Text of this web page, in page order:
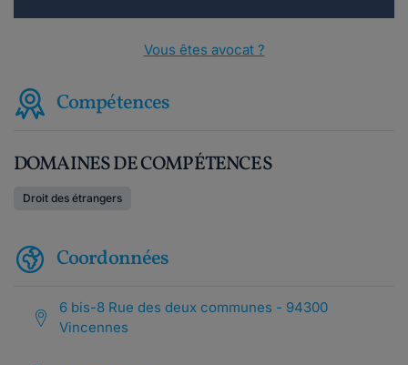
Vous êtes avocat ?
Compétences
DOMAINES DE COMPÉTENCES
Droit des étrangers
Coordonnées
6 bis-8 Rue des deux communes - 94300
Vincennes